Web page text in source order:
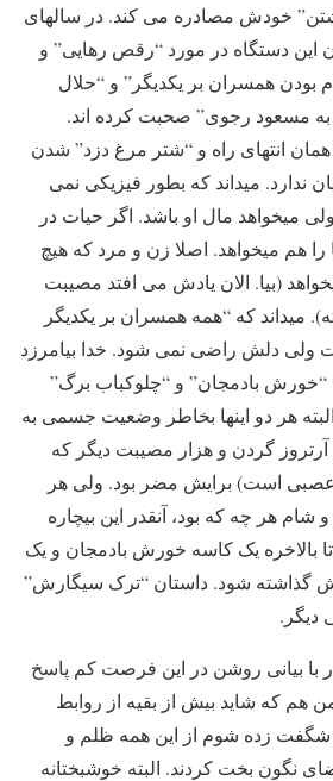
خودش مصادره می کند. در سالهای
این دستگاه در مورد “رقص رهایی” و
بودن همسران بر یکدیگر” و “حلال
مسعود رجوی” صحبت کرده اند.
انتهای راه و “شتر مرغ دزد” شدن
ندارد. میداند که بطور فیزیکی نمی
ولی میخواهد مال او باشد. اگر حیات در
هم میخواهد. اصلا زن و مرد که هیچ
(بیا. الان یادش می افتد مصیبت
میداند که “همه همسران بر یکدیگر
ولی دلش راضی نمی شود. خدا بیامرزد
بادمجان” و “چلوکباب برگ”
هر دو اینها بخاطر وضعیت جسمی به
گردن و هزار مصیبت دیگر که
است) برایش مضر بود. ولی هر
شام هر چه که بود، آنقدر این بیچاره
تا بالاخره یک کاسه خورش بادمجان و یک
گذاشته شود. داستان “ترک سیگارش”
دیگر.
با بیانی روشن در این فرصت کم پاسخ
هم که شاید بیش از بقیه از روابط
شگفت زده شوم از این همه ظلم و
نگون بخت کردند. البته خوشبختانه